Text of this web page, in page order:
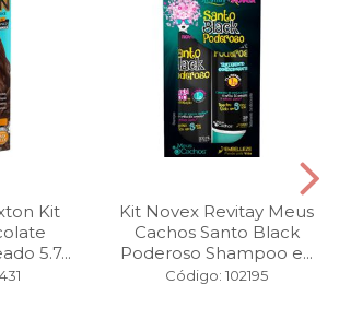
Kit
5.7...
Kit Novex Revitay Meus
Cachos Santo Black
Poderoso Shampoo e...
Código: 102195